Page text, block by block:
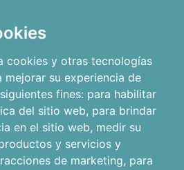
cookies y otras tecnologías
mejorar su experiencia de
fines: para habilitar
del sitio web, para brindar
en el sitio web, medir su
y servicios y
de marketing, para